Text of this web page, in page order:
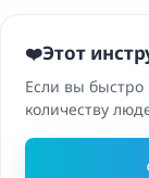
❤️Этот
Если вы
количеству